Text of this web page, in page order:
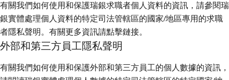
有關我們如何使用和保護瑞銀求職者個人資料的資訊，請參閱瑞
銀實體處理個人資料的特定司法管轄區的國家/地區專用的求職
者隱私聲明。有關更多資訊請點擊鏈接。
外部和第三方員工隱私聲明
有關我們如何使用和保護外部和第三方員工的個人數據的資訊，